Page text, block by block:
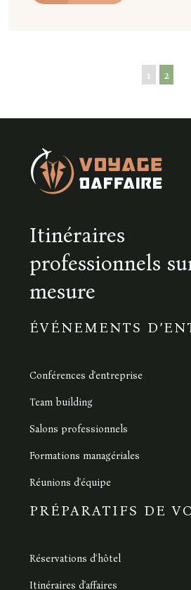
1 2
Itinéraires
professionnels
mesure
ÉVÉNEMENTS
Conférences d'entreprise
Team building
Salons professionnels
Formations managériales
Réunions d'équipe
PRÉPARATIFS DE
Réservations d'hôtel
Itinéraires d'affaires